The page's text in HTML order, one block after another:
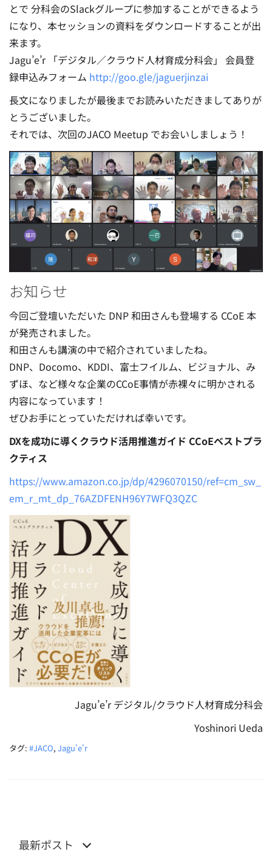
とで 分科会のSlackグループに参加することができるよう
になり、本セッションの資料をダウンロードすることが出
来ます。
Jagu’e’r 「デジタル／クラウド人材育成分科会」 会員登
録申込みフォーム http://goo.gle/jaguerjinzai
長文になりましたが最後までお読みいただきましてありが
とうございました。
それでは、次回のJACO Meetup でお会いしましょう！
お知らせ
今回ご登壇いただいた DNP 和田さんも登場する CCoE 本
が発売されました。
和田さんも講演の中で紹介されていましたね。
DNP、Docomo、KDDI、富士フイルム、ビジョナル、み
ずほ、など様々な企業のCCoE事情が赤裸々に明かされる
内容になっています！
ぜひお手にとっていただければ幸いです。
DXを成功に導くクラウド活用推進ガイド CCoEベストプラ
クティス
https://www.amazon.co.jp/dp/4296070150/ref=cm_sw_
em_r_mt_dp_76AZDFENH96Y7WFQ3QZC
Jagu’e’r デジタル/クラウド人材育成分科会
Yoshinori Ueda
タグ: #JACO, Jagu'e'r
最新ポスト